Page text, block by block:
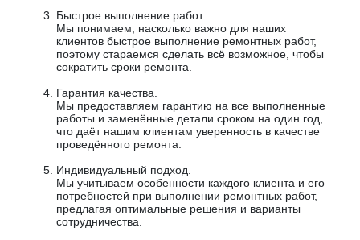
Быстрое выполнение работ.
Мы понимаем, насколько важно для наших
клиентов быстрое выполнение ремонтных работ,
поэтому стараемся сделать всё возможное, чтобы
сократить сроки ремонта.
Гарантия качества.
Мы предоставляем гарантию на все выполненные
работы и заменённые детали сроком на один год,
что даёт нашим клиентам уверенность в качестве
проведённого ремонта.
Индивидуальный подход.
Мы учитываем особенности каждого клиента и его
потребностей при выполнении ремонтных работ,
предлагая оптимальные решения и варианты
сотрудничества.